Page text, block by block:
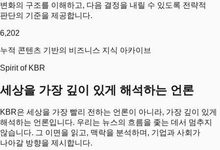
변화의 구조를 이해하고, 다음 결정을 내릴 수 있도록 전략적
판단의 기준을 제공합니다.
6,202
누적 콘텐츠 기반의 비즈니스 지식 아카이브
Spirit of KBR
세상을 가장 깊이 있게 해석하는 언론
KBR은 세상을 가장 빨리 전하는 언론이 아니라, 가장 깊이 있게
해석하는 언론입니다. 우리는 뉴스의 흐름을 좇는 데서 멈추지
않습니다. 그 이면을 읽고, 맥락을 분석하며, 기업과 사회가
나아갈 방향을 제시합니다.